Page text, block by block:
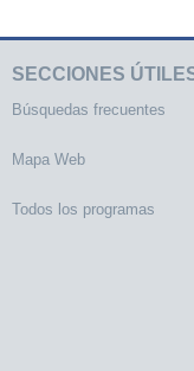
SECCIONES
Búsquedas frecuentes
Mapa Web
Todos los programas